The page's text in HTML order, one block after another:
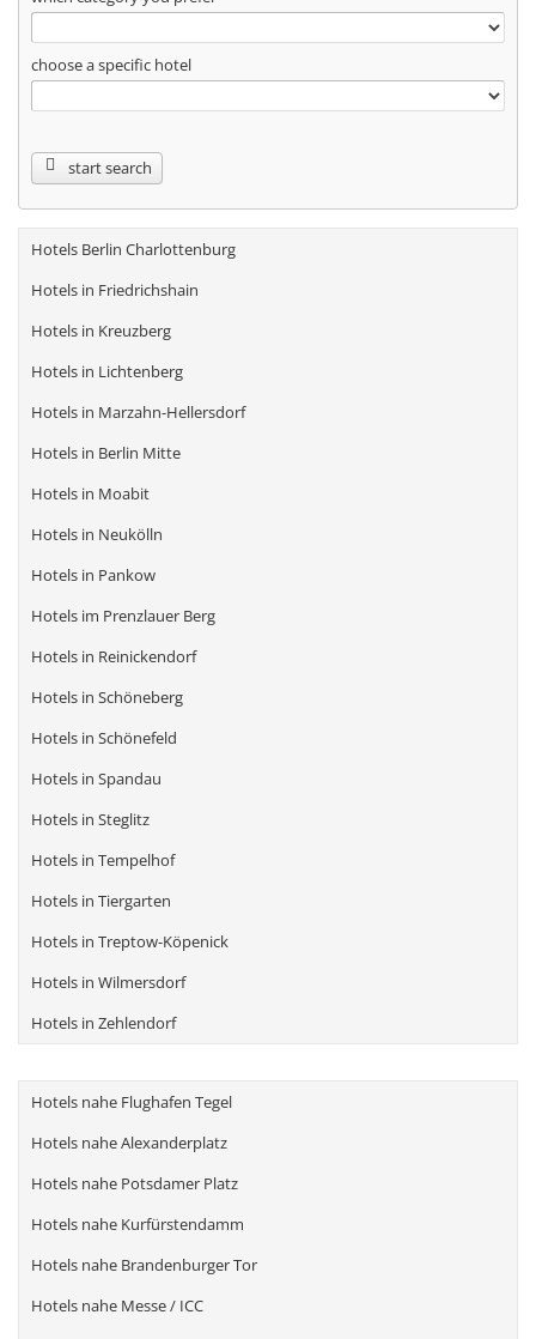
choose a specific hotel
start search
Hotels Berlin Charlottenburg
Hotels in Friedrichshain
Hotels in Kreuzberg
Hotels in Lichtenberg
Hotels in Marzahn-Hellersdorf
Hotels in Berlin Mitte
Hotels in Moabit
Hotels in Neukölln
Hotels in Pankow
Hotels im Prenzlauer Berg
Hotels in Reinickendorf
Hotels in Schöneberg
Hotels in Schönefeld
Hotels in Spandau
Hotels in Steglitz
Hotels in Tempelhof
Hotels in Tiergarten
Hotels in Treptow-Köpenick
Hotels in Wilmersdorf
Hotels in Zehlendorf
Hotels nahe Flughafen Tegel
Hotels nahe Alexanderplatz
Hotels nahe Potsdamer Platz
Hotels nahe Kurfürstendamm
Hotels nahe Brandenburger Tor
Hotels nahe Messe / ICC